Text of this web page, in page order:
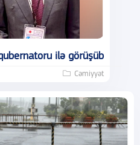
ilə görüşüb
Cəmiyyət